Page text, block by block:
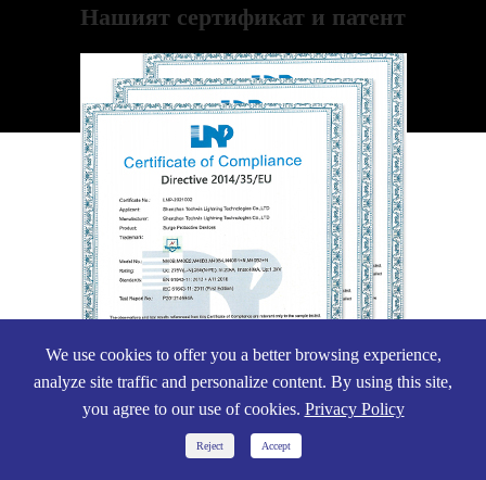
Нашият сертификат и патент
We use cookies to offer you a better browsing experience,
analyze site traffic and personalize content. By using this site,
you agree to our use of cookies. Privacy Policy
Reject Accept